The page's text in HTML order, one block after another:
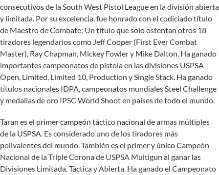
consecutivos de la South West Pistol League en la división abierta
y limitada. Por su excelencia, fue honrado con el codiciado título
de Maestro de Combate; Un título que solo ostentan otros 18
tiradores legendarios como Jeff Cooper (First Ever Combat
Master), Ray Chapman, Mickey Fowler y Mike Dalton. Ha ganado
importantes campeonatos de pistola en las divisiones USPSA
Open, Limited, Limited 10, Production y Single Stack. Ha ganado
títulos nacionales IDPA, campeonatos mundiales Steel Challenge
y medallas de oro IPSC World Shoot en países de todo el mundo.
Taran es el primer campeón táctico nacional de armas múltiples
de la USPSA. Es considerado uno de los tiradores más
polivalentes del mundo. También es el primer y único Campeón
Nacional de la Triple Corona de USPSA Multigun al ganar las
Divisiones Limitada, Táctica y Abierta. Ha ganado el Campeonato